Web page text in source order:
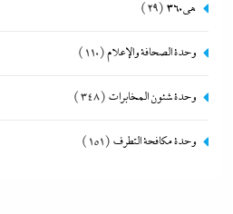
هى360 (29)
وحدة الصحافة والإعلام(110)
وحدة شئون المخابرات (348)
وحدة مكافحة التطرف (151)